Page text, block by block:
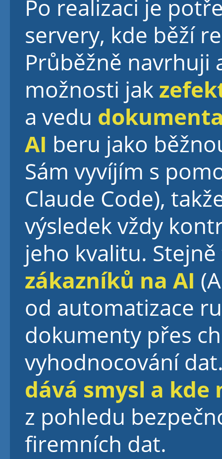
Po realizaci je
servery, kde běží
Průběžně navrhuji
možnosti jak
a vedu
AI beru jako
Sám vyvíjím s
Claude Code),
výsledek vždy
jeho kvalitu.
zákazníků na AI
od automatizace
dokumenty přes
vyhodnocování
dává smysl a kde
z pohledu
firemních dat.